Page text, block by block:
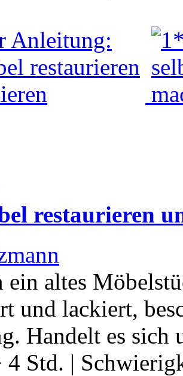
restaurieren
ein altes
und lackiert,
Handelt es sich
4 Std. |